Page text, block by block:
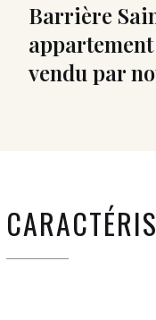
Barrière
vendu par